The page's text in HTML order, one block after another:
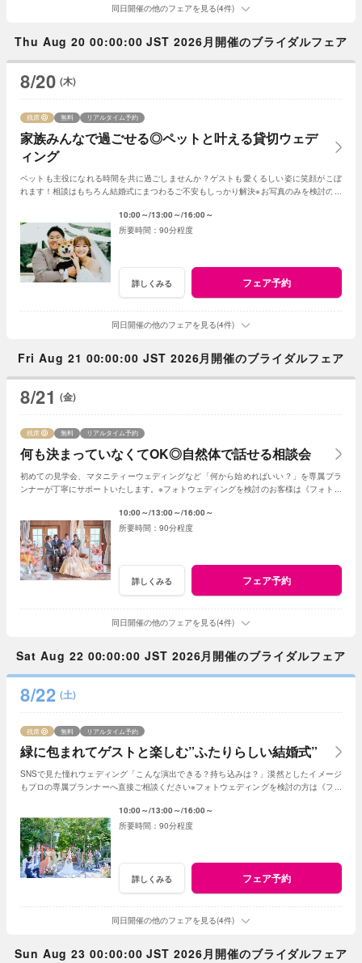
同日開催の他のフェアを見る(4件)
Thu Aug 20 00:00:00 JST 2026月開催のブライダルフェア
8/20 (木)
家族みんなで過ごせる◎ペットと叶える貸切ウェデ
ィング
残席 無料 リアルタイム予約
ペットも主役になれる時間を共に過ごしませんか？ゲストも愛くるしい姿に笑顔がこぼ
れます！相談はもちろん結婚式にまつわるご不安もしっかり解決※お写真のみを検討の方
10:00～ 13:00～ 16:00～
90分程度
詳しくみる フェア予約
同日開催の他のフェアを見る(4件)
Fri Aug 21 00:00:00 JST 2026月開催のブライダルフェア
8/21 (金)
何も決まっていなくてOK◎自然体で話せる相談会
残席 無料 リアルタイム予約
初めての見学会、マタニティーウェディングなど「何から始めればいい？」を専属プラ
ンナーが丁寧にサポートいたします。※フォトウェディングを検討のお客様は《フォトウ
10:00～ 13:00～ 16:00～
90分程度
詳しくみる フェア予約
同日開催の他のフェアを見る(4件)
Sat Aug 22 00:00:00 JST 2026月開催のブライダルフェア
8/22 (土)
緑に包まれてゲストと楽しむ”ふたりらしい結婚式”
残席 無料 リアルタイム予約
SNSで見た憧れウェディング「こんな演出できる？持ち込みは？」漠然としたイメージ
もプロの専属プランナーへ直接ご相談ください※フォトウェディングを検討の方は《フォ
10:00～ 13:00～ 16:00～
90分程度
詳しくみる フェア予約
同日開催の他のフェアを見る(4件)
Sun Aug 23 00:00:00 JST 2026月開催のブライダルフェア